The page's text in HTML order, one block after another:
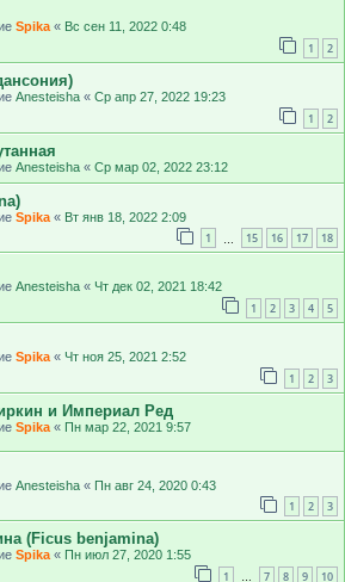
Spika« Вс сен 11, 2022 0:48
1 2
Anesteisha « Ср апр 27, 2022 19:23
1 2
Anesteisha « Ср мар 02, 2022 23:12
Spika « Вт янв 18, 2022 2:09
1 15 16 17 18
Anesteisha « Чт дек 02, 2021 18:42
1 2 3 4 5
Spika « Чт ноя 25, 2021 2:52
1 2 3
и Империал Ред
Spika « Пн мар 22, 2021 9:57
Anesteisha « Пн авг 24, 2020 0:43
1 2 3
(Ficus benjamina)
Spika « Пн июл 27, 2020 1:55
1 … 7 8 9 10